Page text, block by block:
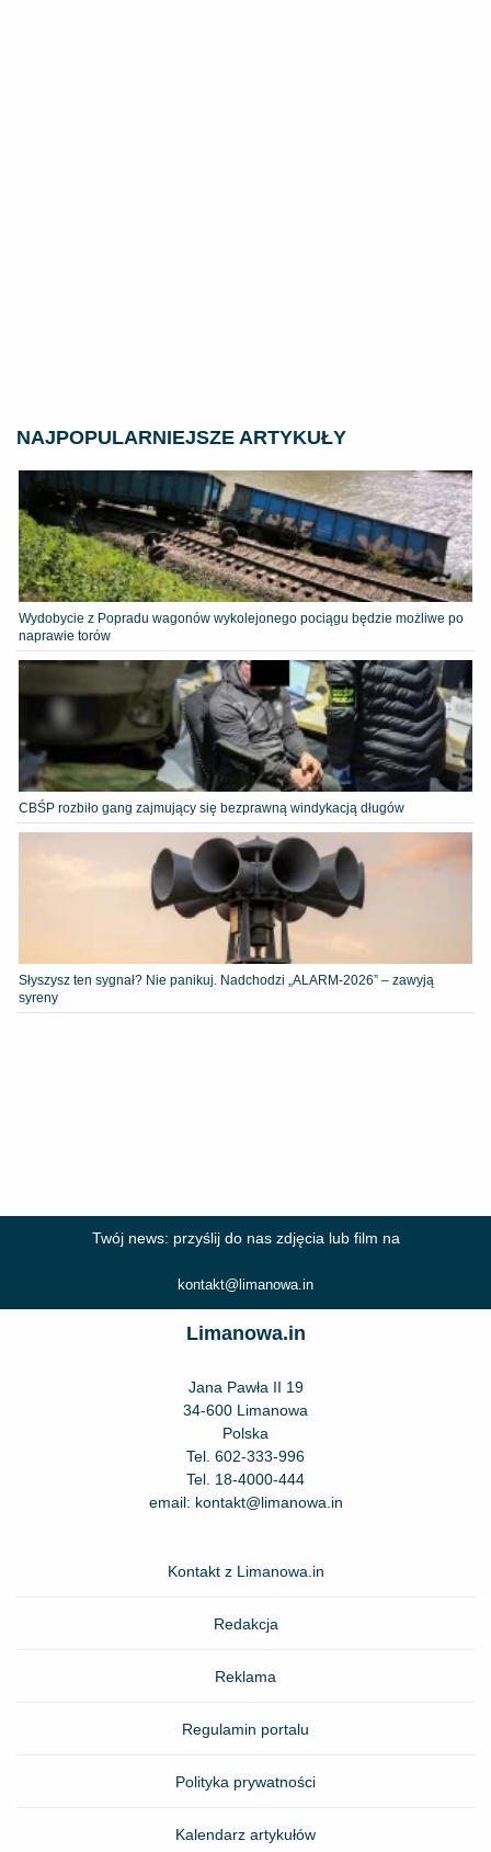
NAJPOPULARNIEJSZE ARTYKUŁY
Wydobycie z Popradu wagonów wykolejonego pociągu będzie możliwe po
naprawie torów
CBŚP rozbiło gang zajmujący się bezprawną windykacją długów
Słyszysz ten sygnał? Nie panikuj. Nadchodzi „ALARM-2026” – zawyją
syreny
Twój news: przyślij do nas zdjęcia lub film na
kontakt@limanowa.in
Limanowa.in
Jana Pawła II 19
34-600 Limanowa
Polska
Tel. 602-333-996
Tel. 18-4000-444
email: kontakt@limanowa.in
Kontakt z Limanowa.in
Redakcja
Reklama
Regulamin portalu
Polityka prywatności
Kalendarz artykułów